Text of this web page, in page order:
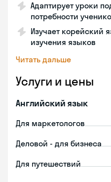
Адаптирует уроки
потребности
Изучает корейский
изучения языков
Читать дальше
Услуги и цены
Английский язык
Для маркетологов
Деловой - для бизнеса
Для путешествий